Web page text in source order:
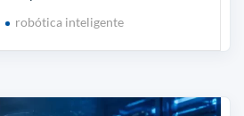
robótica inteligente